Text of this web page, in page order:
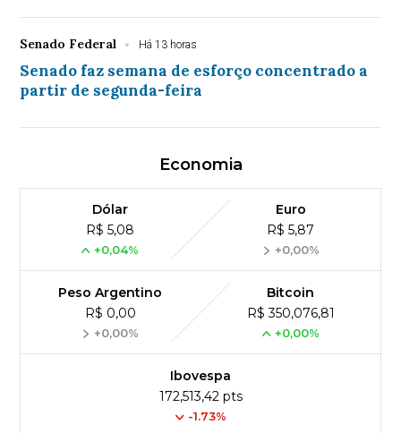
Senado Federal Há 13 horas
Senado faz semana de esforço concentrado a
partir de segunda-feira
Economia
Dólar
R$ 5,08
+0,04%
Euro
R$ 5,87
+0,00%
Peso Argentino
R$ 0,00
+0,00%
Bitcoin
R$ 350,076,81
+0,00%
Ibovespa
172,513,42 pts
-1.73%